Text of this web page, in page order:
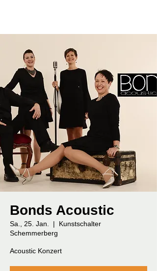
Bonds Acoustic
Sa., 25. Jan.
  |
Kunstschalter
Schemmerberg
Acoustic Konzert